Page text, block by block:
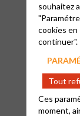
souhaitez
cookies
continuer".
Tout
Ces
moment,